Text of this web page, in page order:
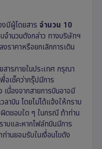
งมีผู้โดยสาร จำนวน 10
จำนวนดังกล่าว ทางบริษัทฯ
ราคาหรือยกเลิกการเดิน
ารภายในประเทศ กรุณา
อเช็คว่ากรุ๊ปมีการ
นื่องจากสายการบินอาจมี
ลาบิน โดยไม่ได้แจ้งให้ทราบ
ดชอบใด ๆ ในกรณี ถ้าท่าน
บและหากไฟล์ทบินมีการ
ท่านยอมรับในเงื่อนไขดัง